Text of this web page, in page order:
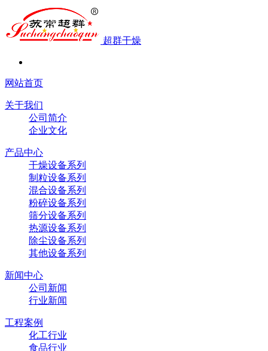
超群干燥
网站首页
关于我们
公司简介
企业文化
产品中心
干燥设备系列
制粒设备系列
混合设备系列
粉碎设备系列
筛分设备系列
热源设备系列
除尘设备系列
其他设备系列
新闻中心
公司新闻
行业新闻
工程案例
化工行业
食品行业